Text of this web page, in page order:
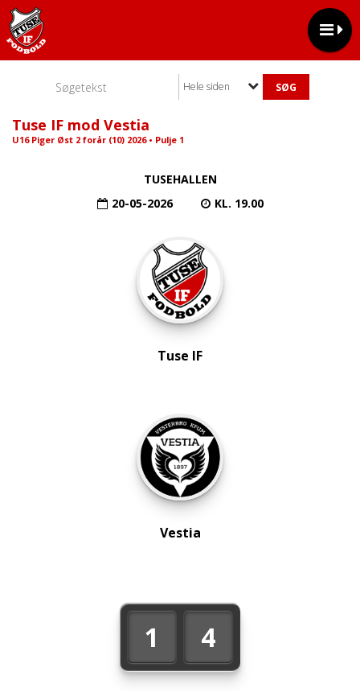
Hele siden
Tuse IF mod Vestia
U16 Piger Øst 2 forår (10) 2026 • Pulje 1
TUSEHALLEN
20-05-2026
KL. 19.00
Tuse IF
1 4
Vestia